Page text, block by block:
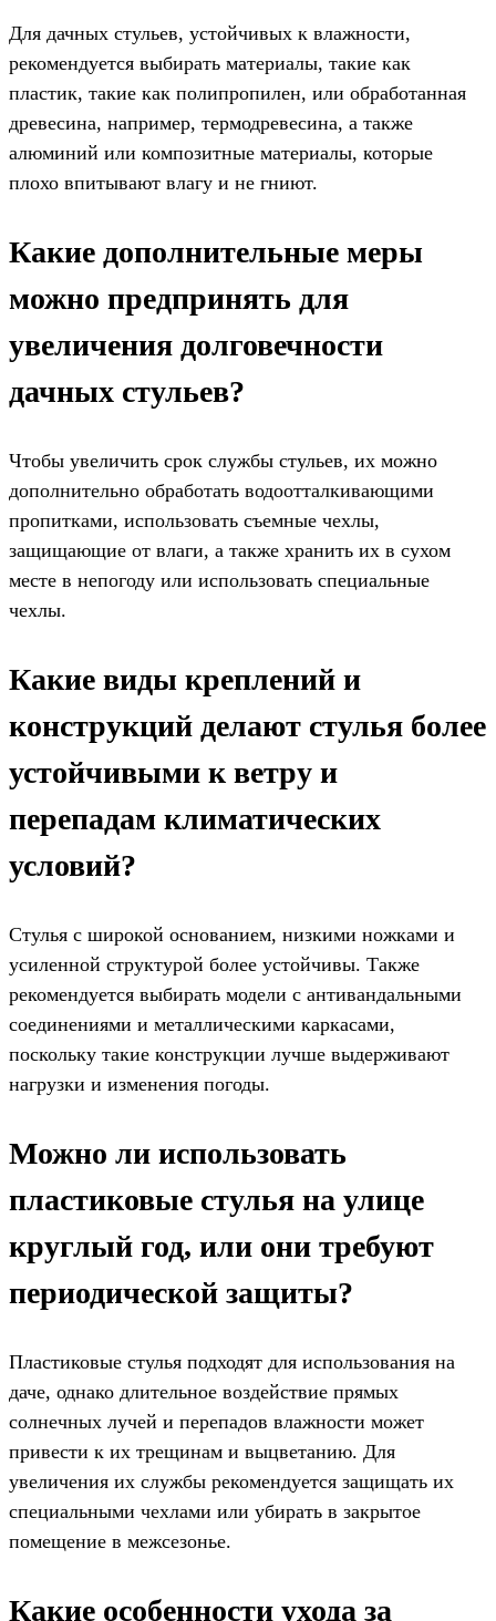
Для дачных стульев, устойчивых к влажности,
рекомендуется выбирать материалы, такие как
пластик, такие как полипропилен, или обработанная
древесина, например, термодревесина, а также
алюминий или композитные материалы, которые
плохо впитывают влагу и не гниют.
Какие дополнительные меры
можно предпринять для
увеличения долговечности
дачных стульев?
Чтобы увеличить срок службы стульев, их можно
дополнительно обработать водоотталкивающими
пропитками, использовать съемные чехлы,
защищающие от влаги, а также хранить их в сухом
месте в непогоду или использовать специальные
чехлы.
Какие виды креплений и
конструкций делают стулья более
устойчивыми к ветру и
перепадам климатических
условий?
Стулья с широкой основанием, низкими ножками и
усиленной структурой более устойчивы. Также
рекомендуется выбирать модели с антивандальными
соединениями и металлическими каркасами,
поскольку такие конструкции лучше выдерживают
нагрузки и изменения погоды.
Можно ли использовать
пластиковые стулья на улице
круглый год, или они требуют
периодической защиты?
Пластиковые стулья подходят для использования на
даче, однако длительное воздействие прямых
солнечных лучей и перепадов влажности может
привести к их трещинам и выцветанию. Для
увеличения их службы рекомендуется защищать их
специальными чехлами или убирать в закрытое
помещение в межсезонье.
Какие особенности ухода за